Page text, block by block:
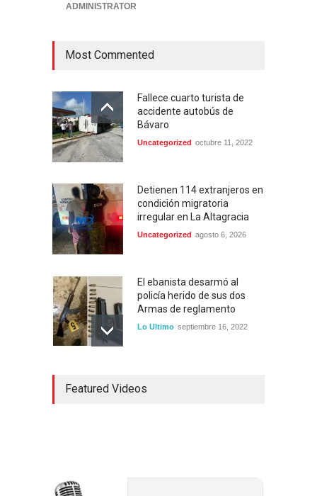
ADMINISTRATOR
Most Commented
Fallece cuarto turista de
accidente autobús de
Bávaro
Uncategorized octubre 11, 2022
Detienen 114 extranjeros en
condición migratoria
irregular en La Altagracia
Uncategorized agosto 6, 2026
El ebanista desarmó al
policía herido de sus dos
Armas de reglamento
Lo Ultimo septiembre 16, 2022
carretera Los Jusos-Río
15 paquetes de presumible
Featured Videos